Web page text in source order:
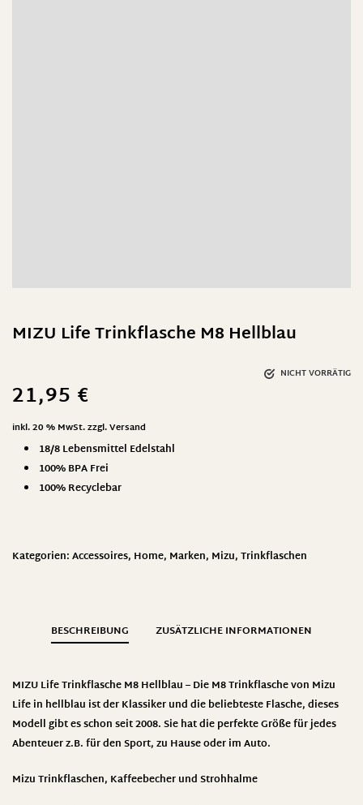
MIZU Life Trinkflasche M8 Hellblau
NICHT VORRÄTIG
21,95 €
inkl. 20 % MwSt.zzgl.Versand
18/8 Lebensmittel Edelstahl
100% BPA Frei
100% Recyclebar
Kategorien:Accessoires, Home, Marken, Mizu,Trinkflaschen
BESCHREIBUNG ZUSÄTZLICHE INFORMATIONEN
MIZU Life Trinkflasche M8 Hellblau – Die M8 Trinkflasche von Mizu
Life in hellblau ist der Klassiker und die beliebteste Flasche, dieses
Modell gibt es schon seit 2008. Sie hat die perfekte Größe für jedes
Abenteuer z.B. für den Sport, zu Hause oder im Auto.
MizuTrinkflaschen, Kaffeebecher und Strohhalme